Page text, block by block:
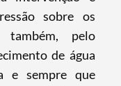
sobre os
também, pelo
de água
e sempre que